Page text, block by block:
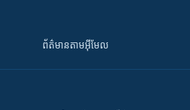
ព័ត៌មាន​តាម​អ៊ីមែល